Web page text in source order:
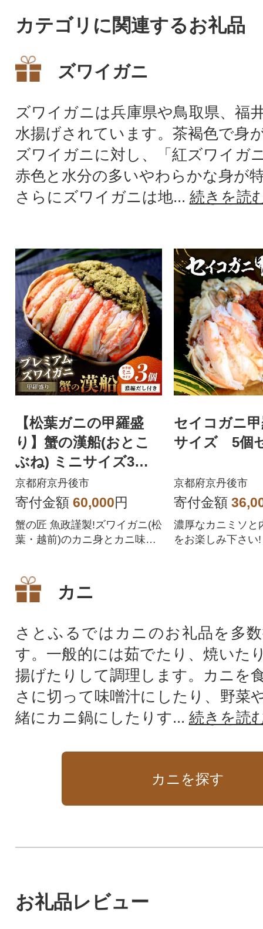
カテゴリに関連するお礼品
ズワイガニ
ズワイガニは兵庫県や鳥取県、福
水揚げされています。茶褐色で身
ズワイガニに対し、「紅ズワイガ
赤色と水分の多いやわらかな身が
さらにズワイガニは地... 続きを読
【松葉ガニの甲羅盛
り】蟹の漢船(おとこ
ぶね) ミニサイズ3個
濃厚な旨みを贅沢(1月
～順次発送)
京都府京丹後市
寄付金額 60,000円
蟹の匠 魚政謹製!ズワイガニ(松
葉・越前)のカニ身とカニ味噌
セイコガニ
サイズ 5個
京都府京丹後市
寄付金額
濃厚なカニミソと
をお楽しみ下さい!
カニ
さとふるではカニのお礼品を多
す。一般的には茹でたり、焼いた
揚げたりして調理します。カニを
さに切って味噌汁にしたり、野菜
緒にカニ鍋にしたりす... 続きを読
カニを探す
お礼品レビュー